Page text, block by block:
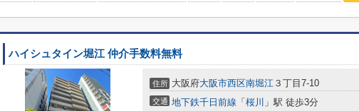
ハイシュタイン堀江 仲介手数料無料
住所 大阪府大阪市西区南堀江 ３丁目7-10
交通 地下鉄千日前線 「 桜川 」駅 徒歩3分